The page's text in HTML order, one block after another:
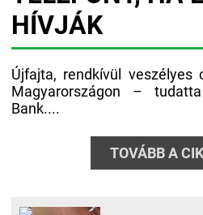
HÍVJÁK
Újfajta, rendkívül veszélyes
Magyarországon –
Bank....
TOVÁBB A